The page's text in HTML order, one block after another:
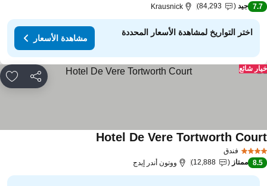
7.7 جيد 84,293
Krausnick
اختر التواريخ لمشاهدة الأسعار المحددة
مشاهدة الأسعار
مشاركة
شائع
فندق
Hotel De Vere Tortworth
8.5 ممتاز 12,888 ووتون أندر إيدج